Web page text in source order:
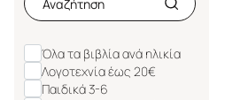
Όλα τα βιβλία ανά ηλικία
Λογοτεχνία έως 20€
Παιδικά 3-6